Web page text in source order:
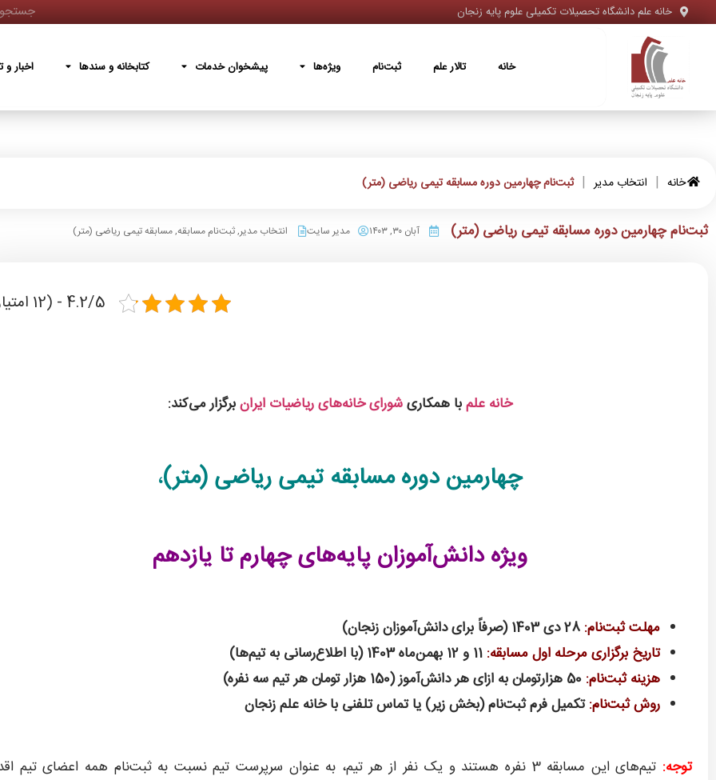
خانه علم دانشگاه تحصیلات تکمیلی علوم پایه زنجان
خانه تالار علم ثبت‌نام ویژه‌ها پیشخوان خدمات کتابخانه و سندها اخبار و
خانه | انتخاب مدیر | ثبت‌نام چهارمین دوره مسابقه تیمی ریاضی (متر)
ثبت‌نام چهارمین دوره مسابقه تیمی ریاضی (متر) آبان ۳۰, ۱۴۰۳ مدیر سایت انتخاب مدیر,ثبت‌نام مسابقه,مسابقه تیمی ریاضی (متر)
4.2/5 - (12 امتیاز)
خانه علمبا همکاریشورای خانه‌های ریاضیات ایرانبرگزار می‌کند:
چهارمین دوره مسابقه تیمی ریاضی (متر)،
ویژه دانش‌آموزان پایه‌های چهارم تا یازدهم
مهلت ثبت‌نام:
تاریخ برگزاری مرحله اول مسابقه:
هزینه ثبت‌نام:
روش ثبت‌نام:تکمیل فرم ثبت‌نام (بخش زیر) یا تماس تلفنی با خانه علم زنجان
توجه:
تیم‌های این مسابقه 3 نفره هستند و یک نفر از هر تیم، به عنوان سرپرست تیم نسبت به ثبت‌نام همه اعضای تیم